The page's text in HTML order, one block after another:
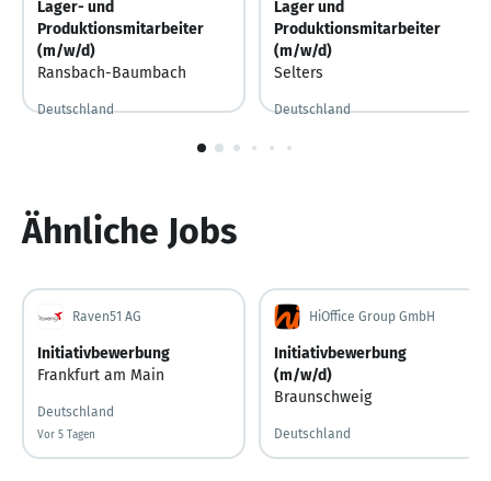
Lager- und
Produktionsmitarbeiter
(m/w/d)
Ransbach-Baumbach
Deutschland
Lager und
Produktionsmitarbeiter
(m/w/d)
Selters
Deutschland
Ähnliche Jobs
Raven51 AG
Initiativbewerbung
Frankfurt am Main
Deutschland
Vor 5 Tagen
Vor 5 Tagen veröffentlicht
HiOffice Group GmbH
Initiativbewerbung
(m/w/d)
Braunschweig
Deutschland